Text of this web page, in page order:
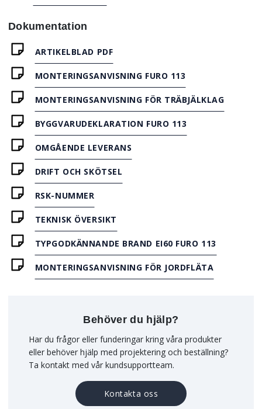
Dokumentation
ARTIKELBLAD PDF
MONTERINGSANVISNING FURO 113
MONTERINGSANVISNING FÖR TRÄBJÄLKLAG
BYGGVARUDEKLARATION FURO 113
OMGÅENDE LEVERANS
DRIFT OCH SKÖTSEL
RSK-NUMMER
TEKNISK ÖVERSIKT
TYPGODKÄNNANDE BRAND EI60 FURO 113
MONTERINGSANVISNING FÖR JORDFLÄTA
Behöver du hjälp?
Har du frågor eller funderingar kring våra produkter
eller behöver hjälp med projektering och beställning?
Ta kontakt med vår kundsupportteam.
Kontakta oss